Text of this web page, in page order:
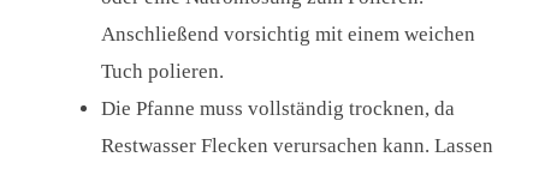
Anschließend vorsichtig mit einem weichen
Tuch polieren.
Die Pfanne muss vollständig trocknen, da
Restwasser Flecken verursachen kann. Lassen